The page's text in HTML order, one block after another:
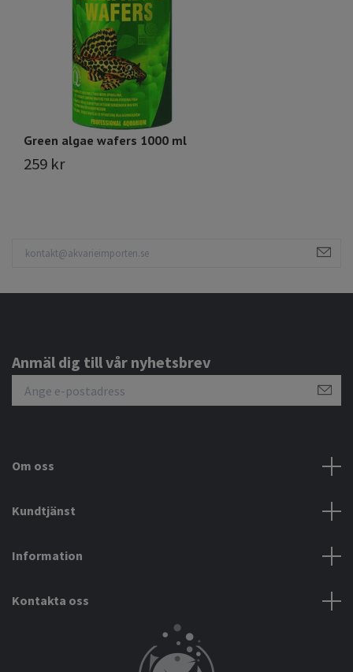
Green algae wafers 1000 ml
259 kr
Anmäl dig till vår nyhetsbrev
Om oss
Kundtjänst
Information
Kontakta oss